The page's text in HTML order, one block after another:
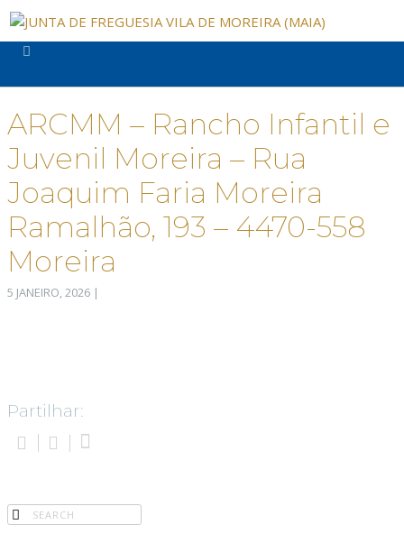
ARCMM – Rancho Infantil e
Juvenil Moreira – Rua
Joaquim Faria Moreira
Ramalhão, 193 – 4470-558
Moreira
5 JANEIRO, 2026 |
Partilhar: